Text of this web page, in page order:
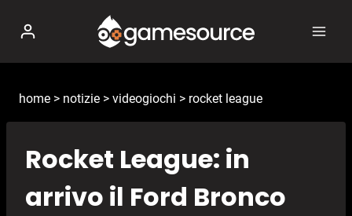
contenuto
home > notizie > videogiochi > rocket league
Rocket League: in
arrivo il Ford Bronco